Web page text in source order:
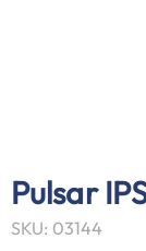
Pulsar
SKU: 03144